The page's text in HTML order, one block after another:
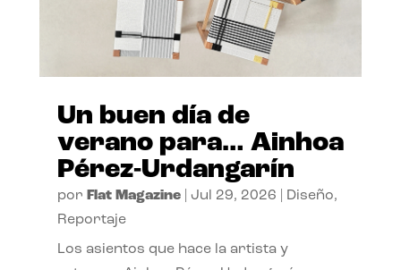
Un buen día de
verano para… Ainhoa
Pérez-Urdangarín
por Flat Magazine| Jul 29, 2026 Diseño,
Reportaje
Los asientos que hace la artista y